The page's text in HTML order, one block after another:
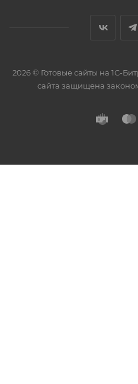
2026 © Готовые сайты на 1С-
сайта защищена